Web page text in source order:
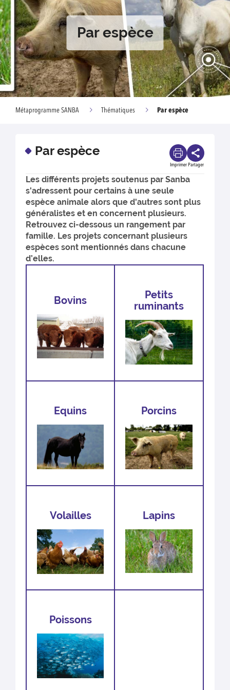
Par espèce
Métaprogramme SANBA Thématiques Par espèce
Par espèce
Imprimer Partager
Les différents projets soutenus par Sanba
s'adressent pour certains à une seule
espèce animale alors que d'autres sont plus
généralistes et en concernent plusieurs.
Retrouvez ci-dessous un rangement par
famille. Les projets concernant plusieurs
espèces sont mentionnés dans chacune
d’elles.
Bovins
Petits
ruminants
Equins Porcins
Volailles Lapins
Poissons